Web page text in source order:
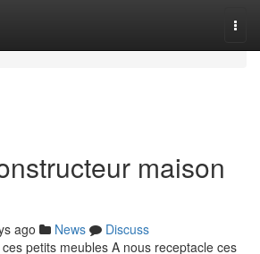
maison
ago News
Discuss
petits meubles A nous receptacle ces